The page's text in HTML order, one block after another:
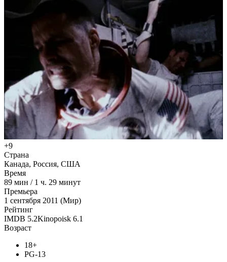
+9
Страна
Канада, Россия, США
Время
89 мин / 1 ч. 29 минут
Премьера
1 сентября 2011 (Мир)
Рейтинг
IMDB 5.2Kinopoisk 6.1
Возраст
18+
PG-13